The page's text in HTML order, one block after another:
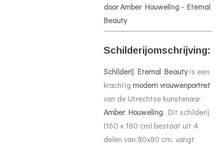
door Amber Houweling - Eternal
Beauty
Schilderijomschrijving:
Schilderij Eternal Beautyis een
krachtig modern vrouwenportret
van de Utrechtse kunstenaar
Amber Houweling. Dit schilderij
(160 x 160 cm) bestaat uit 4
delen van 80x80 cm. vangt